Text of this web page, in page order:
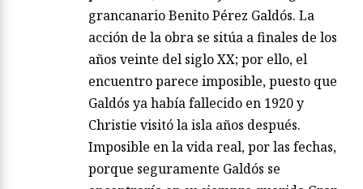
Fuga disociativa
agosto 06, 2026 / GLORIA ARTEAGA
Hundida, desolada, desesperada,
desdichada, se encontraba en su
habitación del Hotel Taoro… Quien
llama a la puerta es el talentoso